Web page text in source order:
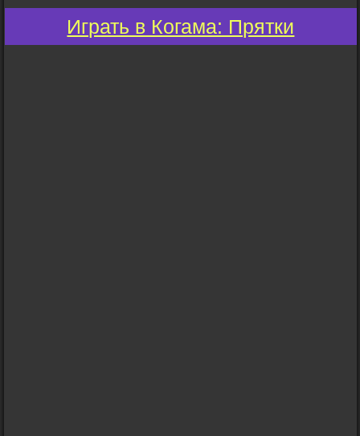
Играть в Когама: Прятки